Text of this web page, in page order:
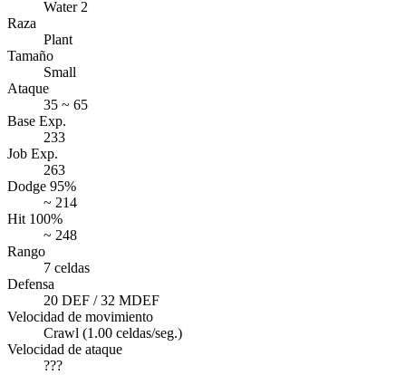
Water 2
Raza
Plant
Tamaño
Small
Ataque
35 ~ 65
Base Exp.
233
Job Exp.
263
Dodge 95%
~ 214
Hit 100%
~ 248
Rango
7 celdas
Defensa
20 DEF / 32 MDEF
Velocidad de movimiento
Crawl (1.00 celdas/seg.)
Velocidad de ataque
???